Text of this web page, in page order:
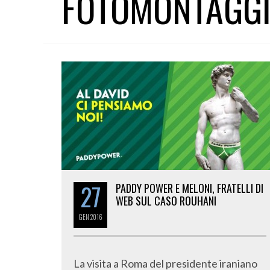
27
GEN2016
PADDY POWER E MELONI, FRATELLI DI
WEB SUL CASO ROUHANI
La visita a Roma del presidente iraniano